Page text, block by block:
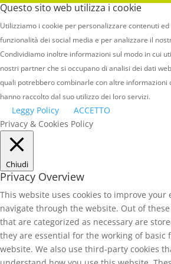
Questo sito web utilizza i cookie
Utilizziamo i cookie per personalizzare contenuti
funzionalità dei social media e per analizzare il
Condividiamo inoltre informazioni sul modo in cui
nostri partner che si occupano di analisi dei dati
quali potrebbero combinarle con altre informazioni
hanno raccolto dal suo utilizzo dei loro servizi.
Leggy Policy
ACCETTO
Privacy & Cookies Policy
Chiudi
Privacy Overview
This website uses cookies to improve your
navigate through the website. Out of these
that are categorized as necessary are
they are essential for the working of basic
website. We also use third-party cookies